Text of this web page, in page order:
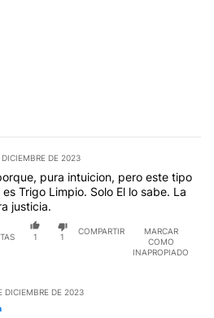
DE 2023
pura intuicion, pero este tipo
Trigo Limpio. Solo El lo sabe. La
justicia.
1 1
COMPARTIR
MARCAR
COMO
INAPROPIADO
DICIEMBRE DE 2023